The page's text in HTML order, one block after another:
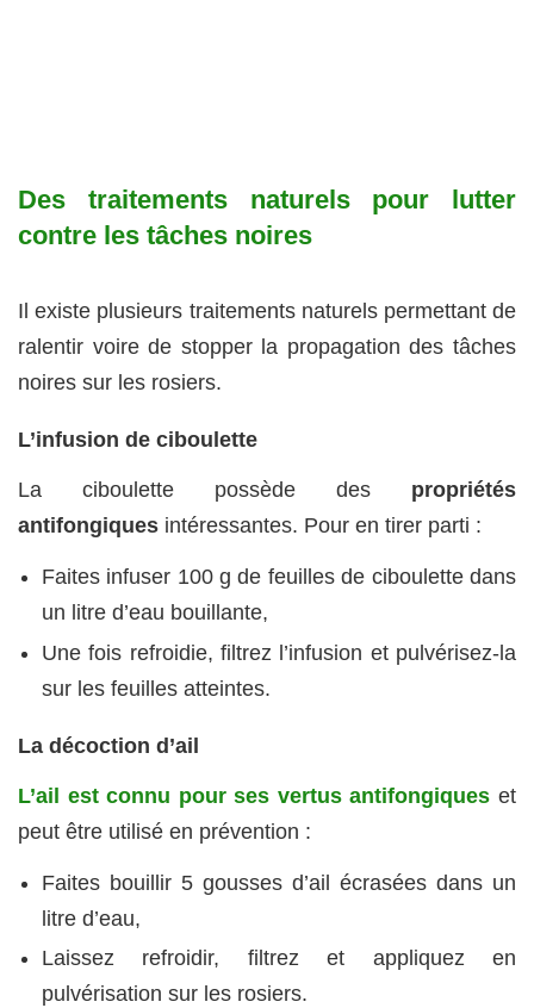
Des traitements naturels pour lutter
contre les tâches noires
Il existe plusieurs traitements naturels permettant de
ralentir voire de stopper la propagation des tâches
noires sur les rosiers.
L’infusion de ciboulette
La ciboulette possède des propriétés
antifongiques intéressantes. Pour en tirer parti :
Faites infuser 100 g de feuilles de ciboulette dans
un litre d’eau bouillante,
Une fois refroidie, filtrez l’infusion et pulvérisez-la
sur les feuilles atteintes.
La décoction d’ail
L’ail est connu pour ses vertus antifongiques et
peut être utilisé en prévention :
Faites bouillir 5 gousses d’ail écrasées dans un
litre d’eau,
Laissez refroidir, filtrez et appliquez en
pulvérisation sur les rosiers.